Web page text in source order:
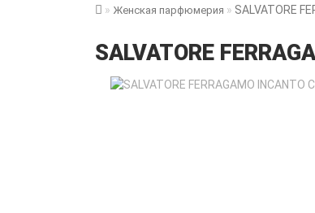
Женская парфюмерия SALVATORE
SALVATORE